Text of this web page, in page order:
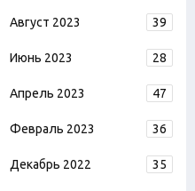
Август 2023 39
Июнь 2023 28
Апрель 2023 47
Февраль 2023 36
Декабрь 2022 35